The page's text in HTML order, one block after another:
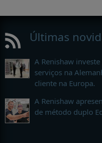
Últimas
A Renishaw
serviços na
cliente na Europa.
A Renishaw
de método duplo